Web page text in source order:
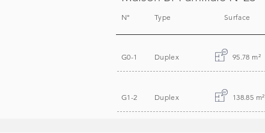
N° Type Surface
G0-1 Duplex 95.78 m²
G1-2 Duplex 138.85 m²